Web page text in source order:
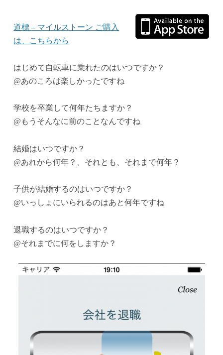
道標 – マイルストーン ご購入
は、こちらから
はじめて自転車に乗れたのはいつですか？
@あのころは楽しかったですね
学校を卒業して何年たちますか？
@もうそんなに前のことなんですね
結婚はいつですか？
@あれから何年？、それとも、それまで何年？
子供が結婚するのはいつですか？
@いっしょにいられるのはあと何年ですね
退職するのはいつですか？
@それまでに何をしますか？